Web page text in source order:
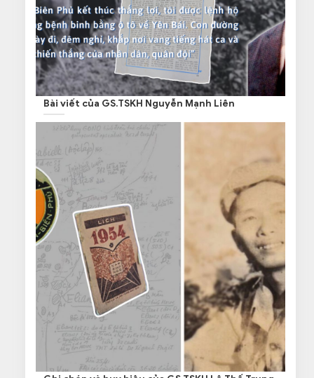
Bài viết của GS.TSKH Nguyễn Mạnh Liên